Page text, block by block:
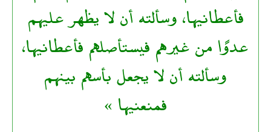
فأعطانيها، وسألته أن لا يظهر عليهم
عدوًا من غيرهم فيستأصلهم فأعطانيها،
وسألته أن لا يجعل بأسهم بينهم
فمنعنيها »